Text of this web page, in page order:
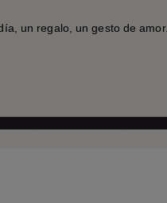
un regalo, un gesto de amor.